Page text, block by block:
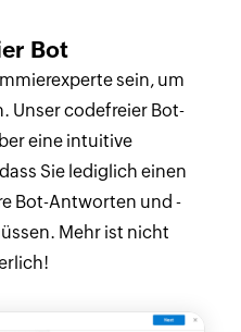
Bot
sein, um
Unser codefreier Bot-
eine intuitive
Sie lediglich einen
Bot-Antworten und -
Mehr ist nicht